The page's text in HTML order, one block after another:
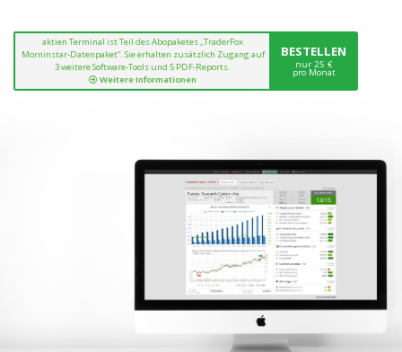
aktien Terminal ist Teil des Abopaketes „TraderFox
Morninstar-Datenpaket“. Sie erhalten zusätzlich Zugang auf
3 weitere Software-Tools und 5 PDF-Reports.
Weitere Informationen
BESTELLEN
nur 25 €
pro Monat